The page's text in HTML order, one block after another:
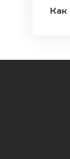
Как